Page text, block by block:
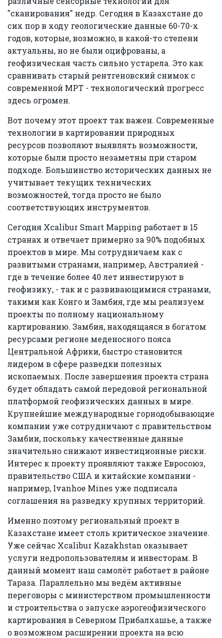
"сканирования" недр. Сегодня в Казахстане до
сих пор в ходу геологические данные 60-70-х
годов, которые, возможно, в какой-то степени
актуальны, но не были оцифрованы, а
геофизическая часть сильно устарела. Это как
сравнивать старый рентгеновский снимок с
современной МРТ - технологический прогресс
здесь огромен.
Вот почему этот проект так важен. Современные
технологии в картировании природных
ресурсов позволяют выявлять возможности,
которые были просто незаметны при старом
подходе. Большинство исторических данных не
учитывает текущих технических
возможностей, тогда просто не было
соответствующих инструментов.
Сегодня Xcalibur Smart Mapping работает в 15
странах и отвечает примерно за 90% подобных
проектов в мире. Мы сотрудничаем как с
развитыми странами, например, Австралией -
где в течение более 40 лет инвестируют в
геофизику, - так и с развивающимися странами,
такими как Конго и Замбия, где мы реализуем
проекты по полному национальному
картированию. Замбия, находящаяся в богатом
ресурсами регионе меденосного пояса
Центральной Африки, быстро становится
лидером в сфере разведки полезных
ископаемых. После завершения проекта страна
будет обладать самой передовой региональной
платформой геофизических данных в мире.
Крупнейшие международные горнодобывающие
компании уже сотрудничают с правительством
Замбии, поскольку качественные данные
значительно снижают инвестиционные риски.
Интерес к проекту проявляют также Евросоюз,
правительство США и китайские компании -
например, Ivanhoe Mines уже подписала
соглашения на разведку крупных территорий.
Именно поэтому региональный проект в
Казахстане имеет столь критическое значение.
Уже сейчас Xcalibur Kazakhstan оказывает
услуги недропользователям и инвесторам. В
данный момент наш самолёт работает в районе
Тараза. Параллельно мы ведём активные
переговоры с министерством промышленности
и строительства о запуске аэрогеофизического
картирования в Северном Прибалхашье, а также
о возможном расширении проекта на всю